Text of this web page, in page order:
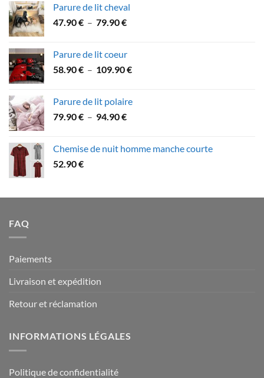
49.90 €
à
Parure de lit cheval
47.90€ – 79.90€Plage
à
Parure de lit coeur
58.90€ – 109.90€Plage
58.90 €
Parure de lit polaire
79.90€ – 94.90€Plage
79.90 €
Chemise de nuit homme manche courte
52.90€
FAQ
Paiements
Livraison et expédition
Retour et réclamation
INFORMATIONS LÉGALES
Politique de confidentialité